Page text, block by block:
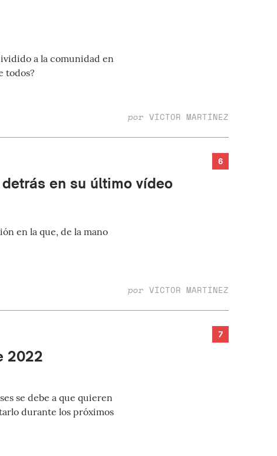
a la comunidad en
todos?
por VÍCTOR MARTÍNEZ
6
en su último vídeo
en la que, de la mano
por VÍCTOR MARTÍNEZ
7
2022
se debe a que quieren
durante los próximos